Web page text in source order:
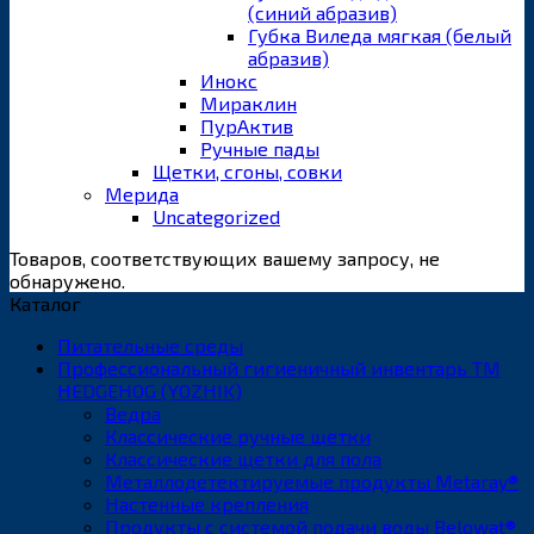
(синий абразив)
Губка Виледа мягкая (белый
абразив)
Инокс
Мираклин
ПурАктив
Ручные пады
Щетки, сгоны, совки
Мерида
Uncategorized
Товаров, соответствующих вашему запросу, не
обнаружено.
Каталог
Питательные среды
Профессиональный гигиеничный инвентарь ТМ
HEDGEHOG (YOZHIK)
Ведра
Классические ручные щетки
Классические щетки для пола
Металлодетектируемые продукты Metaray®
Настенные крепления
Продукты с системой подачи воды Belowat®